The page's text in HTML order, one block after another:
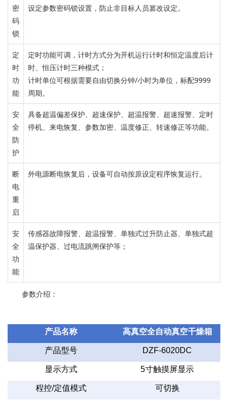
密
码
锁
设定参数密码锁设置，防止非目标人员篡改设定。
定
时
功
能
定时功能可调， 计时方式分为开机运行计时和恒定温度后计
时、恒压计时三种模式；
计时单位可根据需要自由切换分钟/小时为单位，标配9999
周期。
安
全
防
护
具备超温偏差保护、超速保护、超温报警、超速报警、定时
停机、来电恢复、参数加密、温度修正、转速修正等功能。
断
电
重
启
外电源断电恢复后， 设备可自动按原设定程序恢复运行。
安
全
功
能
传感器故障报警、超温报警、单独式过升防止器、单独式超
温保护器、过电流跳闸保护等；
参数介绍：
产品名称 高真空全自动真空干燥箱
产品型号 DZF-6020DC
显示方式 5寸触摸屏显示
程控/定值模式 可切换